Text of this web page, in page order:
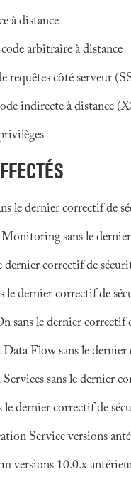
à distance
arbitraire à distance
requêtes côté serveur
indirecte à distance
le dernier correctif de
sans le
dernier correctif de
le dernier correctif de
sans le dernier
Flow sans le
sans le dernier
le dernier correctif de
Service versions
versions 10.0.x